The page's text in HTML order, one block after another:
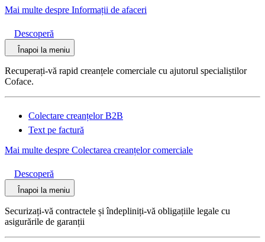
Mai multe despre Informații de afaceri
Descoperă
Înapoi la meniu
Recuperați-vă rapid creanțele comerciale cu ajutorul specialiștilor
Coface.
Colectare creanțelor B2B
Text pe factură
Mai multe despre Colectarea creanțelor comerciale
Descoperă
Înapoi la meniu
Securizați-vă contractele și îndepliniți-vă obligațiile legale cu
asigurările de garanții